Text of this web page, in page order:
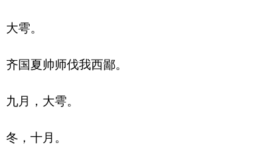
大雩。
齐国夏帅师伐我西鄙。
九月，大雩。